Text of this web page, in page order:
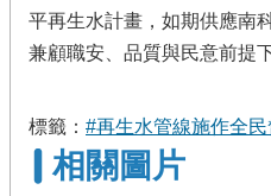
平再生水計畫，如期供應南
兼顧職安、品質與民意前提
標籤： #再生水管線施作全
相關圖片